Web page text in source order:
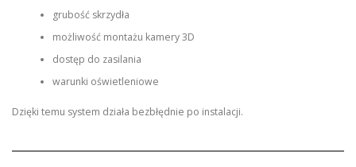
grubość skrzydła
możliwość montażu kamery 3D
dostęp do zasilania
warunki oświetleniowe
Dzięki temu system działa bezbłędnie po instalacji.